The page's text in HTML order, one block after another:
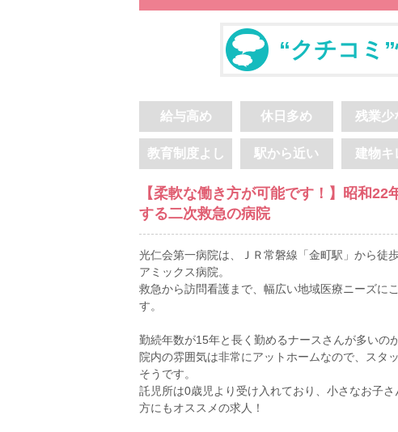
“クチコミ
給与高め 休日多め 残業少
教育制度よし 駅から近い 建物キ
【柔軟な働き方が可能です！】昭和22
する二次救急の病院
光仁会第一病院は、ＪＲ常磐線「金町駅」から徒
アミックス病院。
救急から訪問看護まで、幅広い地域医療ニーズに
す。
勤続年数が15年と長く勤めるナースさんが多いの
院内の雰囲気は非常にアットホームなので、スタ
そうです。
託児所は0歳児より受け入れており、小さなお子
方にもオススメの求人！